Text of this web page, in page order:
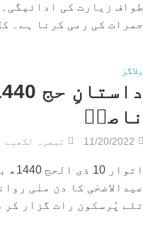
طواف زیارت کی
جمرات کی رمی کرنا ہے۔
بلاگز
ناصرؔ
11/20/2022 تبصرہ لکھیے
عیدالاضحٰی کا دن منٰی
تلے پُرسکون رات گزار کر